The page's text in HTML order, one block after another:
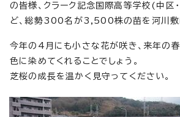
の皆様、クラーク記念国際高等学校(中区
ど、総勢300名が3,500株の苗を河川敷
今年の4月にも小さな花が咲き、来年の
色に染めてくれることでしょう。
芝桜の成長を温かく見守ってください。